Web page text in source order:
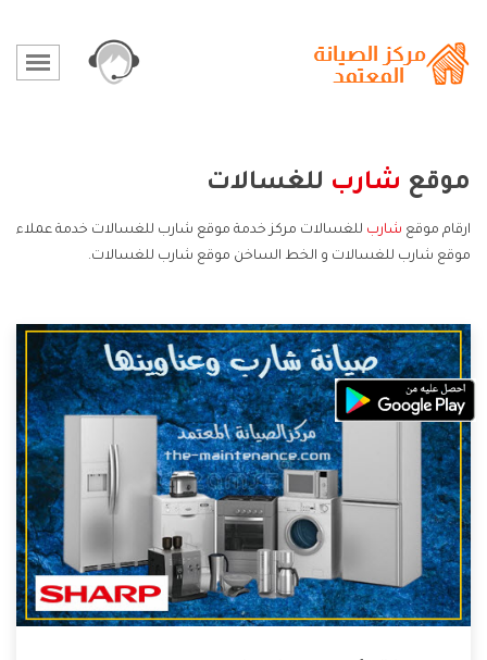
موقع شارب للغسالات
ارقام موقع شارب للغسالات مركز خدمة موقع شارب للغسالات خدمة عملاء
موقع شارب للغسالات و الخط الساخن موقع شارب للغسالات.